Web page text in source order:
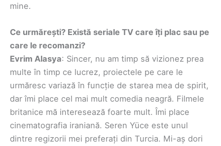
mine.
Ce urmărești? Există seriale TV care îți plac sau pe
care le recomanzi?
Evrim Alasya: Sincer, nu am timp să vizionez prea
multe în timp ce lucrez, proiectele pe care le
urmăresc variază în funcție de starea mea de spirit,
dar îmi place cel mai mult comedia neagră. Filmele
britanice mă interesează foarte mult. Îmi place
cinematografia iraniană. Seren Yüce este unul
dintre regizorii mei preferați din Turcia. Mi-aș dori